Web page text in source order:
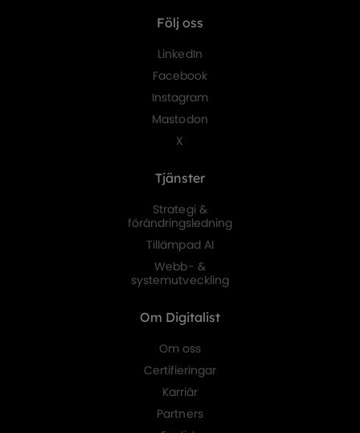
Följ oss
LinkedIn
Facebook
Instagram
Mastodon
X
Tjänster
Strategi &
förändringsledning
Tillämpad AI
Webb- &
systemutveckling
Om Digitalist
Om oss
Certifieringar
Karriär
Partners